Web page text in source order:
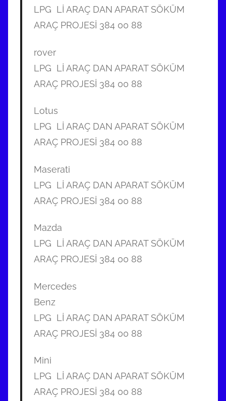
LPG Lİ ARAÇ DAN APARAT SÖKÜM
ARAÇ PROJESİ 384 00 88
rover
LPG Lİ ARAÇ DAN APARAT SÖKÜM
ARAÇ PROJESİ 384 00 88
Lotus
LPG Lİ ARAÇ DAN APARAT SÖKÜM
ARAÇ PROJESİ 384 00 88
Maserati
LPG Lİ ARAÇ DAN APARAT SÖKÜM
ARAÇ PROJESİ 384 00 88
Mazda
LPG Lİ ARAÇ DAN APARAT SÖKÜM
ARAÇ PROJESİ 384 00 88
Mercedes
Benz
LPG Lİ ARAÇ DAN APARAT SÖKÜM
ARAÇ PROJESİ 384 00 88
Mini
LPG Lİ ARAÇ DAN APARAT SÖKÜM
ARAÇ PROJESİ 384 00 88